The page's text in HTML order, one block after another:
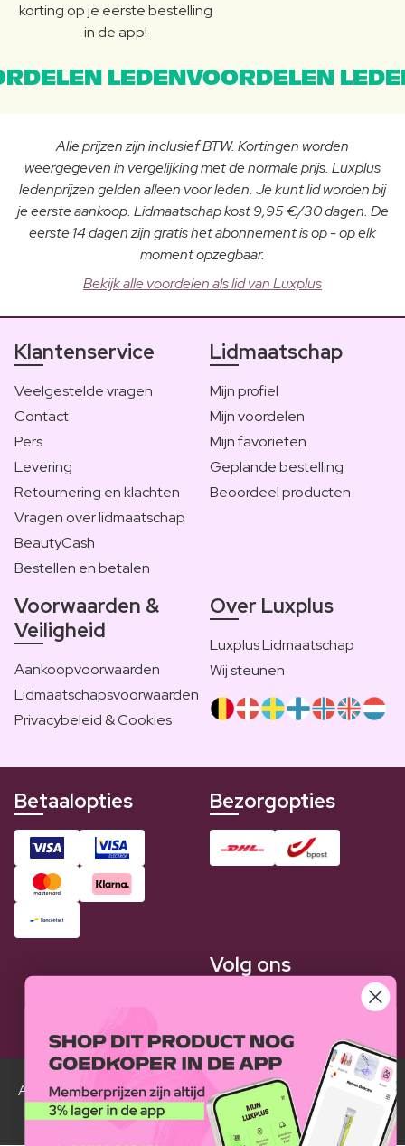
korting op je eerste bestelling
in de app!
LEDENVOORDELEN
Alle prijzen zijn inclusief BTW. Kortingen worden
weergegeven in vergelijking met de normale prijs. Luxplus
ledenprijzen gelden alleen voor leden. Je kunt lid worden bij
je eerste aankoop. Lidmaatschap kost 9,95 €/30 dagen. De
eerste 14 dagen zijn gratis het abonnement is op - op elk
moment opzegbaar.
Bekijk alle voordelen als lid van Luxplus
Klantenservice
Veelgestelde vragen
Contact
Pers
Levering
Retournering en klachten
Vragen over lidmaatschap
BeautyCash
Bestellen en betalen
Lidmaatschap
Mijn profiel
Mijn voordelen
Mijn favorieten
Geplande bestelling
Beoordeel producten
Voorwaarden &
Veiligheid
Aankoopvoorwaarden
Lidmaatschapsvoorwaarden
Privacybeleid & Cookies
Over Luxplus
Luxplus Lidmaatschap
Wij steunen
Betaalopties Bezorgopties
Volg ons
Alle Luxplus ledenprijzen zijn weergegeven in vergelijking
met de normale prijzen.